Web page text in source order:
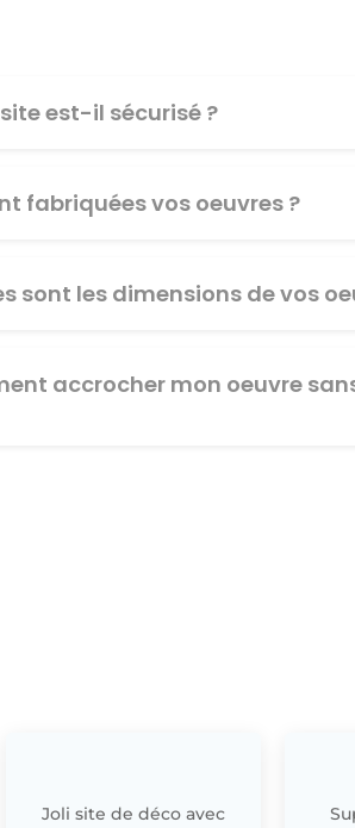
est-il sécurisé ?
fabriquées vos oeuvres ?
sont les dimensions de vos
accrocher mon oeuvre
Joli site de déco avec